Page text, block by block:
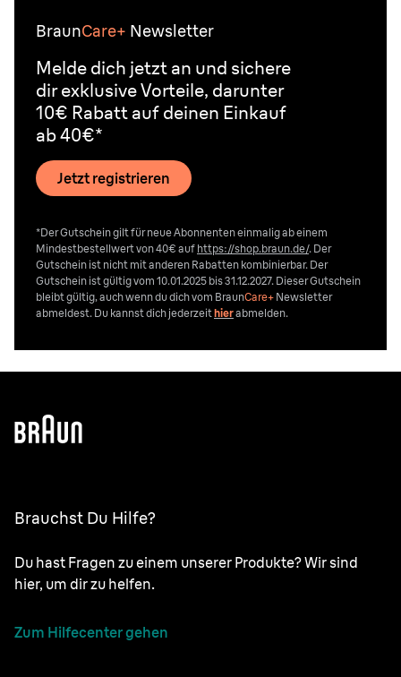
BraunCare+ Newsletter
Melde dich jetzt an und sichere
dir exklusive Vorteile, darunter
10€ Rabatt auf deinen Einkauf
ab 40€*
Jetzt registrieren
*Der Gutschein gilt für neue Abonnenten einmalig ab einem
Mindestbestellwert von 40€ auf https://shop.braun.de/. Der
Gutschein ist nicht mit anderen Rabatten kombinierbar. Der
Gutschein ist gültig vom 10.01.2025 bis 31.12.2027. Dieser Gutschein
bleibt gültig, auch wenn du dich vom BraunCare+ Newsletter
abmeldest. Du kannst dich jederzeithierabmelden.
Brauchst Du Hilfe?
Du hast Fragen zu einem unserer Produkte? Wir sind
hier, um dir zu helfen.
Zum Hilfecenter gehen